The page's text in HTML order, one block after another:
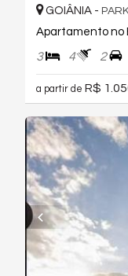
GOIÂNIA -
Apartamento no
3 4 2
a partir de R$